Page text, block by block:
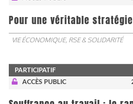
Pour une véritable
VIE ÉCONOMIQUE, RSE & SOLIDARITÉ
PARTICIPATIF
ACCÈS PUBLIC